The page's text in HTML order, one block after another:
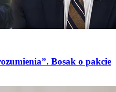
Bosak o pakcie